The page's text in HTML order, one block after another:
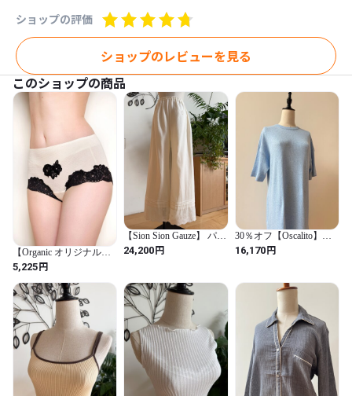
ショップの評価
ショップのレビューを見る
このショップの商品
【Organic オリジナルサ
ニタリー】 セレーネパ
ンティ~Cream オーガ
ニック100
5,225円
【Sion Sion Gauze】 パン
ツ オーガニックコット
ン100
24,200円
30％オフ【Oscalito】
TERMOTEXⓇロングT
コットン100
16,170円